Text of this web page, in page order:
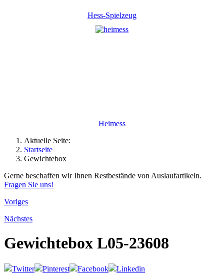
Hess-Spielzeug
Heimess
Aktuelle Seite:
Startseite
Gewichtebox
Gerne beschaffen wir Ihnen Restbestände von Auslaufartikeln.
Fragen Sie uns!
Voriges
Nächstes
Gewichtebox L05-23608
Twitter Pinterest Facebook Linkedin